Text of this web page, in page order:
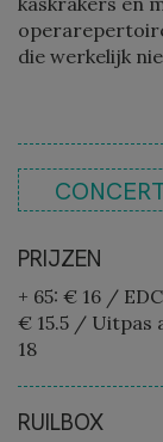
die werkelijk
PRIJZEN
+ 65: € 16 /
€ 15.5 / Uitpas
18
RUILBOX